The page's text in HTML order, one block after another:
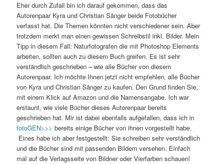
Eher durch Zufall bin ich darauf gekommen, dass das
Autorenpaar Kyra und Christian Sänger beide Fotobücher
verfasst hat. Die Themen könnten nicht verschiedener sein. Aber
trotzdem merkt man einen gewissen Schreibstil inkl. Bilder. Mein
Tipp in diesem Fall: Naturfotografen die mit Photoshop Elements
arbeiten, sollten auch zu diesem Buch greifen. Es ist sehr
verständlich geschrieben – wie alle Bücher von diesem
Autorenpaar. Ich möchte Ihnen jetzt nicht empfehlen, alle Bücher
von Kyra und Christian Sänger zu kaufen. Den Grund finden Sie,
mit einem Klick auf Amazon und die Namensangabe. Ich war
erstaunt, wie viele Bücher dieses Autorenpaar bereits
geschrieben hat. Mir ist dabei ebenfalls aufgefallen, dass ich in
fotoGEN>>> bereits einige Bücher von ihnen vorgestellt habe.
Eines habe ich aber festgestellt: Sie schreiben sehr verständlich
und die Bücher sind mit passenden Bildern versehen. Einfach
mal auf die Verlagsseite von Bildner oder Vierfarben schauen!